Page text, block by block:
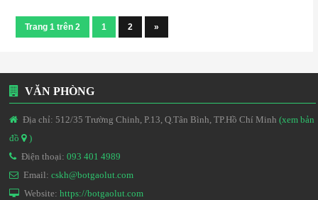
Trang 1 trên 2 1 2 »
VĂN PHÒNG
Địa chỉ: 512/35 Trường Chinh, P.13, Q.Tân Bình, TP.Hồ Chí Minh (xem bản
đồ
)
Điện thoại: 093 401 4989
Email: cskh@botgaolut.com
Website: https://botgaolut.com